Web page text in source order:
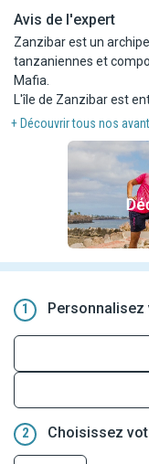
Avis de l'expert
Zanzibar est un
tanzaniennes et
Mafia.
L'île de Zanzibar est
Les richesses
apporteront sérénité
Excursions
hôtels et localités (les
excursion à l'autre),
tous les clients avant
excursions.
Guide pouvant
+ Découvrir tous nos
1
2 Choisissez